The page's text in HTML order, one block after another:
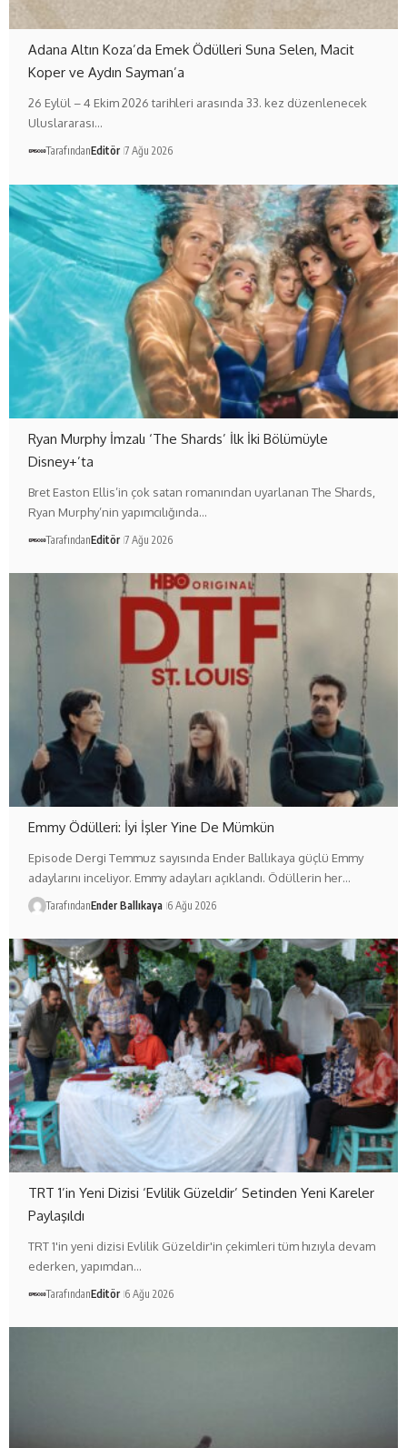
Adana Altın Koza’da Emek Ödülleri Suna Selen, Macit
Koper ve Aydın Sayman’a
26 Eylül – 4 Ekim 2026 tarihleri arasında 33. kez düzenlenecek
Uluslararası…
TarafındanEditör 7 Ağu 2026
Ryan Murphy İmzalı ‘The Shards’ İlk İki Bölümüyle
Disney+’ta
Bret Easton Ellis’in çok satan romanından uyarlanan The Shards,
Ryan Murphy’nin yapımcılığında…
TarafındanEditör 7 Ağu 2026
Emmy Ödülleri: İyi İşler Yine De Mümkün
Episode Dergi Temmuz sayısında Ender Ballıkaya güçlü Emmy
adaylarını inceliyor. Emmy adayları açıklandı. Ödüllerin her…
TarafındanEnder Ballıkaya 6 Ağu 2026
TRT 1’in Yeni Dizisi ‘Evlilik Güzeldir’ Setinden Yeni Kareler
Paylaşıldı
TRT 1'in yeni dizisi Evlilik Güzeldir'in çekimleri tüm hızıyla devam
ederken, yapımdan…
TarafındanEditör 6 Ağu 2026